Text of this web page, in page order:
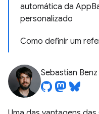
automática da
personalizado
Como definir um
Sebastian Benz